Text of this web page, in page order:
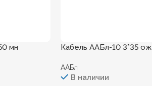
мн Кабель ААБл-10 3*35 ож
ААБл
В наличии